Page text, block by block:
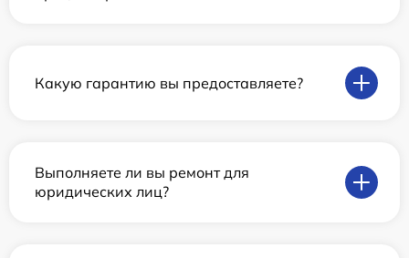
Какую гарантию вы предоставляете?
Выполняете ли вы ремонт для
юридических лиц?